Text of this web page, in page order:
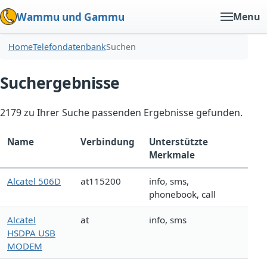
Wammu und Gammu Menu
HomeTelefondatenbankSuchen
Suchergebnisse
2179 zu Ihrer Suche passenden Ergebnisse gefunden.
Name Verbindung
Unterstützte
Merkmale
Alcatel 506D at115200
info, sms,
phonebook, call
Alcatel
HSDPA USB
MODEM
at info, sms